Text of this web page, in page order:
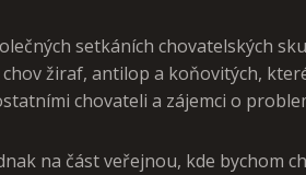
setkáních chovatelských
žiraf, antilop a koňovitých,
chovateli a zájemci o
na část veřejnou, kde bychom